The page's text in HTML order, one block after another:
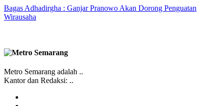
Bagas Adhadirgha : Ganjar Pranowo Akan Dorong Penguatan
Wirausaha
Metro Semarang adalah ..
Kantor dan Redaksi: ..